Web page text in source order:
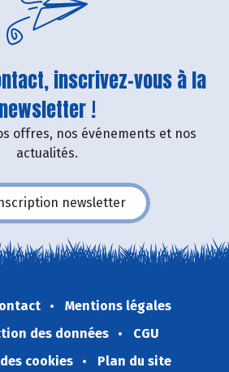
inscrivez-vous à la
newsletter !
offres, nos événements et nos
actualités.
newsletter
Mentions légales
des données
CGU
cookies
Plan du site